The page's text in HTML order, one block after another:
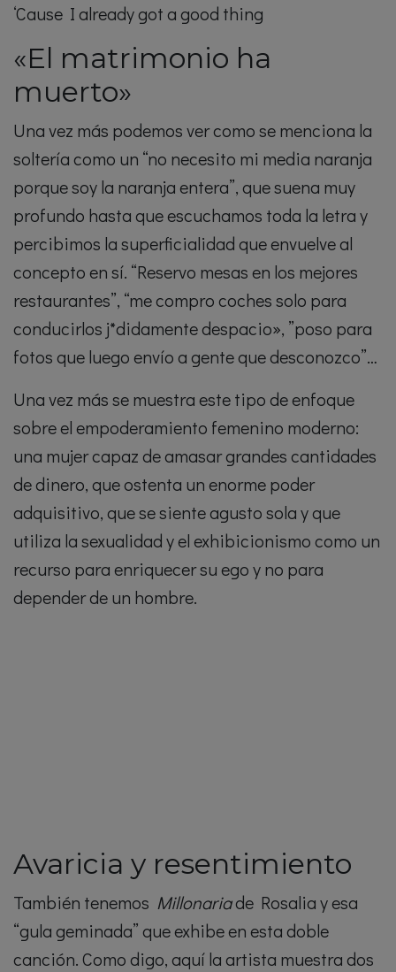
‘Cause I already got a good thing
«El matrimonio ha
muerto»
Una vez más podemos ver como se menciona la
soltería como un “no necesito mi media naranja
porque soy la naranja entera”, que suena muy
profundo hasta que escuchamos toda la letra y
percibimos la superficialidad que envuelve al
concepto en sí. “Reservo mesas en los mejores
restaurantes”, “me compro coches solo para
conducirlos j*didamente despacio», ”poso para
fotos que luego envío a gente que desconozco”…
Una vez más se muestra este tipo de enfoque
sobre el empoderamiento femenino moderno:
una mujer capaz de amasar grandes cantidades
de dinero, que ostenta un enorme poder
adquisitivo, que se siente agusto sola y que
utiliza la sexualidad y el exhibicionismo como un
recurso para enriquecer su ego y no para
depender de un hombre.
Avaricia y resentimiento
También tenemos Millonariade Rosalia y esa
“gula geminada” que exhibe en esta doble
canción. Como digo, aquí la artista muestra dos